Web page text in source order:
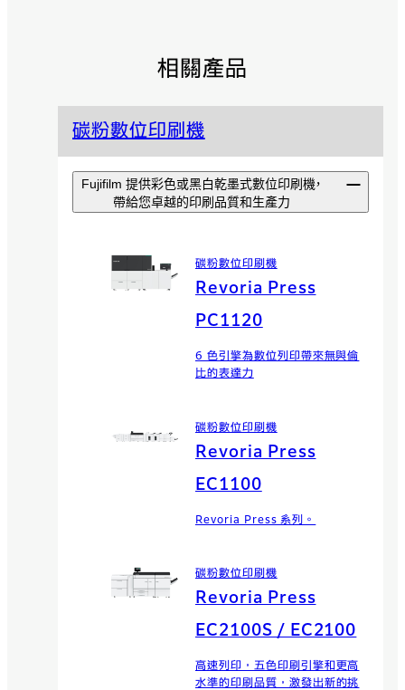
相關產品
碳粉數位印刷機
Fujifilm 提供彩色或黑白乾墨式數位印刷機，
帶給您卓越的印刷品質和生產力
碳粉數位印刷機
Revoria Press
PC1120
6 色引擎為數位列印帶來無與倫
比的表達力
碳粉數位印刷機
Revoria Press
EC1100
Revoria Press 系列。
碳粉數位印刷機
Revoria Press
EC2100S / EC2100
高速列印，五色印刷引擎和更高
水準的印刷品質，激發出新的挑